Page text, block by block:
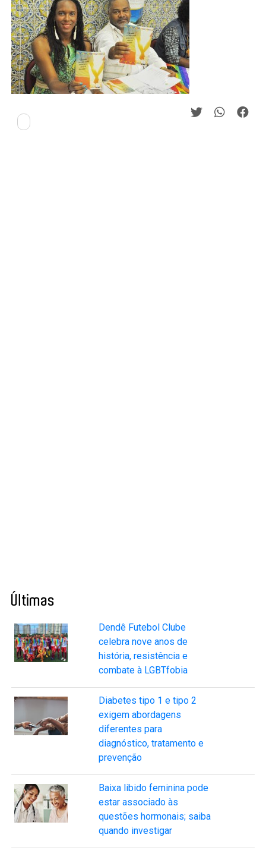
Últimas
Dendê Futebol Clube
celebra nove anos de
história, resistência e
combate à LGBTfobia
Diabetes tipo 1 e tipo 2
exigem abordagens
diferentes para
diagnóstico, tratamento e
prevenção
Baixa libido feminina pode
estar associado às
questões hormonais; saiba
quando investigar